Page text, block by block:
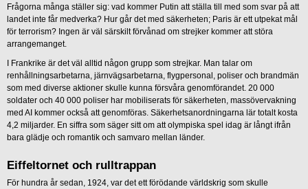
Frågorna många ställer sig: vad kommer Putin att ställa till med som svar på att
landet inte får medverka? Hur går det med säkerheten; Paris är ett utpekat mål
för terrorism? Ingen är väl särskilt förvånad om strejker kommer att störa
arrangemanget.
I Frankrike är det väl alltid någon grupp som strejkar. Man talar om
renhållningsarbetarna, järnvägsarbetarna, flygpersonal, poliser och brandmän
som med diverse aktioner skulle kunna försvåra genomförandet. 20 000
soldater och 40 000 poliser har mobiliserats för säkerheten, massövervakning
med AI kommer också att genomföras. Säkerhetsanordningarna lär totalt kosta
4,2 miljarder. En siffra som säger sitt om att olympiska spel idag är långt ifrån
bara glädje och romantik och samvaro mellan länder.
Eiffeltornet och rulltrappan
För hundra år sedan, 1924, var det ett förödande världskrig som skulle